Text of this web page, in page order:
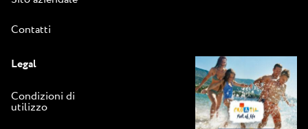
Contatti
Legal
Condizioni di
utilizzo